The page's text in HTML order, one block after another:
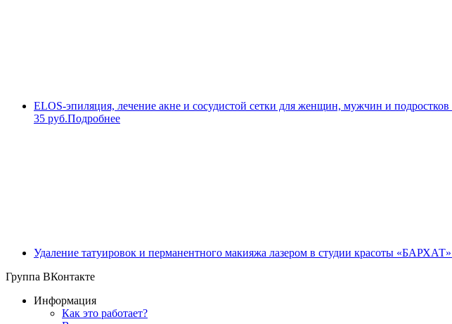
ELOS-эпиляция, лечение акне и сосудистой сетки для женщин, мужчин и
35 руб.Подробнее
Удаление татуировок и перманентного макияжа лазером в студии красоты
Группа ВКонтакте
Информация
Как это работает?